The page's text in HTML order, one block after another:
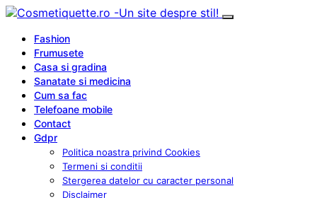
Fashion
Frumusete
Casa si gradina
Sanatate si medicina
Cum sa fac
Telefoane mobile
Contact
Gdpr
Politica noastra privind Cookies
Termeni si conditii
Stergerea datelor cu caracter personal
Disclaimer